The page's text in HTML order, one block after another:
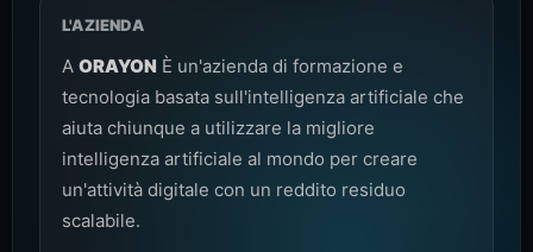
L'AZIENDA
A ORAYON È un'azienda di formazione e
tecnologia basata sull'intelligenza artificiale che
aiuta chiunque a utilizzare la migliore
intelligenza artificiale al mondo per creare
un'attività digitale con un reddito residuo
scalabile.